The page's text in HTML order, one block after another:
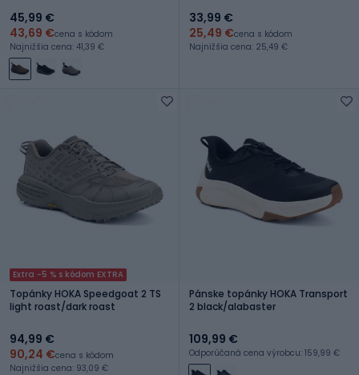
45,99 €
43,69 €cena s kódom
Najnižšia cena: 41,39 €
33,99 €
25,49 €cena s kódom
Najnižšia cena: 25,49 €
Extra -5 % s kódom EXTRA
Topánky HOKA Speedgoat 2 TS
light roast/dark roast
94,99 €
90,24 €cena s kódom
Najnižšia cena: 93,09 €
Pánske topánky HOKA Transport
2 black/alabaster
109,99 €
Odporúčaná cena výrobcu: 159,99 €